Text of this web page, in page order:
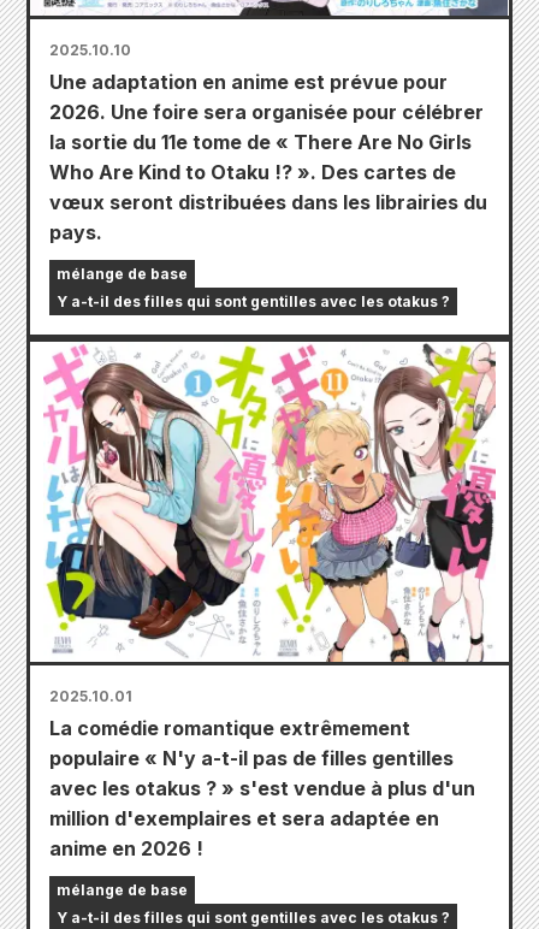
2025.10.10
Une adaptation en anime est prévue pour
2026. Une foire sera organisée pour célébrer
la sortie du 11e tome de « There Are No Girls
Who Are Kind to Otaku !? ». Des cartes de
vœux seront distribuées dans les librairies du
pays.
mélange de base
Y a-t-il des filles qui sont gentilles avec les otakus ?
2025.10.01
La comédie romantique extrêmement
populaire « N'y a-t-il pas de filles gentilles
avec les otakus ? » s'est vendue à plus d'un
million d'exemplaires et sera adaptée en
anime en 2026 !
mélange de base
Y a-t-il des filles qui sont gentilles avec les otakus ?